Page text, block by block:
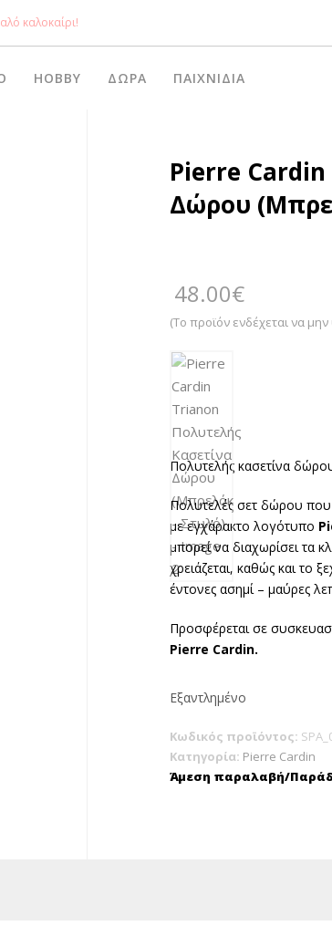
καλοκαίρι!
HOBBY ΔΏΡΑ ΠΑΙΧΝΊΔΙΑ
Pierre
Δώρου
48.00€
(Το προϊόν ενδέχεται να
Πολυτελής κασετίνα
Πολυτελές σετ δώρου που
με εγχάρακτο λογότυπο
μπορεί να διαχωρίσει τα
χρειάζεται, καθώς και το
έντονες ασημί – μαύρες
Προσφέρεται σε
Pierre Cardin.
Εξαντλημένο
Κωδικός προϊόντος:
Κατηγορία: Pierre Cardin
Άμεση παραλαβή/